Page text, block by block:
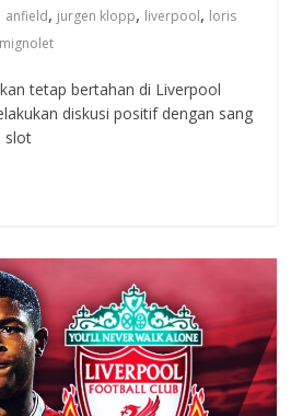
anfield, jurgen klopp, liverpool, loris
tetap bertahan di Liverpool
diskusi positif dengan sang
slot